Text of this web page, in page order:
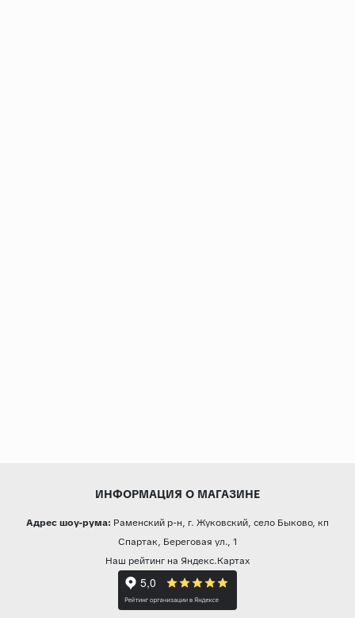
ИНФОРМАЦИЯ О МАГАЗИНЕ
Адрес шоу-рума: Раменский р-н, г. Жуковский, село Быково, кп
Спартак, Береговая ул., 1
Наш рейтинг на Яндекс.Картах